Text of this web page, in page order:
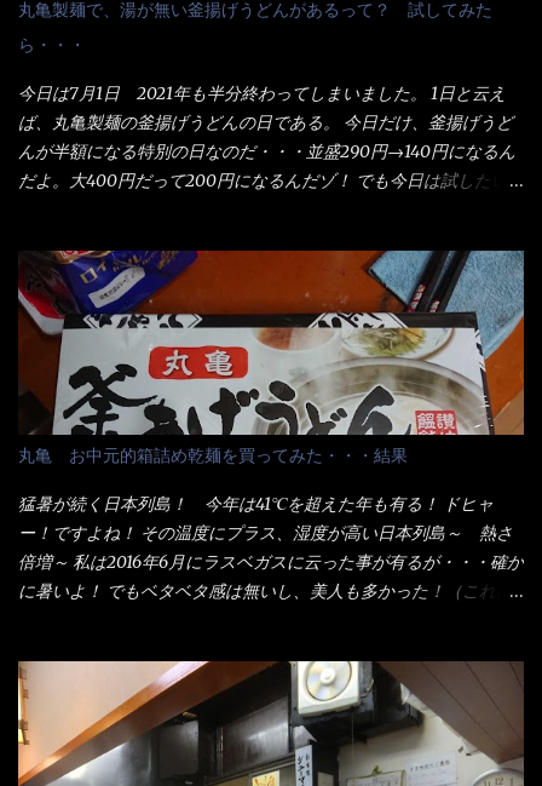
丸亀製麺で、湯が無い釜揚げうどんがあるって？ 試してみた
ら・・・
今日は7月1日 2021年も半分終わってしまいました。 1日と云え
ば、丸亀製麺の釜揚げうどんの日である。 今日だけ、釜揚げうど
んが半額になる特別の日なのだ・・・並盛290円→140円になるん
だよ。大400円だって200円になるんだゾ！ でも今日は試したい
でる～ でもコレって食べきるまで湯に浸かっているわけで、最
初と最後では麺の固さというかコシが違う！ だったら湯なんか要
らないじゃん！ 茹で上げ直後の麺だけいいよ！となるでしょ
う。 事前にググって調べたら、やっぱり＜湯無し＞注文は、裏注
文方法としてあるらしい。 それと店員によっては、理解出来ない
者も居るらしい云う事。 そこでランチ混雑前に、行くのが店への
配慮でもある。 11:20 店内に入り・・・『釜揚げうどん得を湯ナ
シで！』と注文したら、近場にいたオッサン店員はキョトンとし
た顔『湯なし？』（これだ全く理解していないな） すると茹で方
の若い女性店員が『いい！いい！！』とオッサンを向こうへやっ
た。 でサッサと、木桶を用意してうどんだけ入れて出して来まし
た。 な～るほど、この事か・・・ で今日の2021年後半1回目のサ
＞サイズを食べられるか？である。 前回も、大しか食べていない
からね、得がどれくらいの満腹度になるのか？ この得サイズの木
桶は、銭湯で使う洗い桶サイズだなぁ～ この木桶サイズに、満々
と湯が注がれていたら食べ進むうちに、麺が伸びてしまうだろ
丸亀 お中元的箱詰め乾麺を買ってみた・・・結果
猛暑が続く日本列島！ 今年は41℃を超えた年も有る！ ドヒャ
ー！ですよね！ その温度にプラス、湿度が高い日本列島～ 熱さ
倍増～ 私は2016年6月にラスベガスに云った事が有るが・・・確か
に暑いよ！ でもベタベタ感は無いし、美人も多かった！（これは
中元は、丁度お盆の夏場に日頃お世話になっている方への＜ご挨
拶＞としての贈り物の習慣です。 今では、大分廃れてしまってい
るかと・・・小生もお中元やお歳暮など送った事は無い！（キッ
パリ） まぁ～この慣習が残っているのは、官公庁や超大手企業戦